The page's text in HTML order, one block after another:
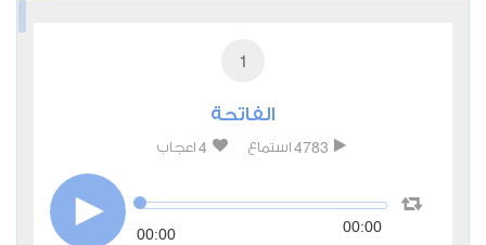
1
الفاتحة
4783 استماع 4 اعجاب
00:00 00:00